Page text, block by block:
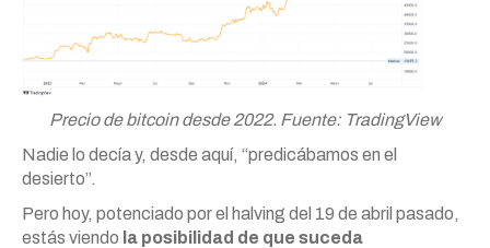
Precio de bitcoin desde 2022. Fuente: TradingView
Nadie lo decía y, desde aquí, “predicábamos en el
desierto”.
Pero hoy, potenciado por el halving del 19 de abril pasado,
estás viendo la posibilidad de que suceda